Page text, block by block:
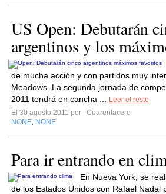
US Open: Debutarán
argentinos y los
de mucha acción y con partidos muy
Meadows. La segunda jornada de
2011 tendrá en cancha ...
Leer el resto
El 30 agosto 2011 por
Cuarentacero
NONE NONE
Para ir entrando en
En Nueva York, se
de los Estados Unidos con Rafael Nadal